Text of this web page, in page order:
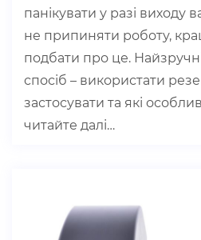
панікувати у разі виходу
не припиняти роботу,
подбати про це.
спосіб – використати
застосувати та які
читайте далі…